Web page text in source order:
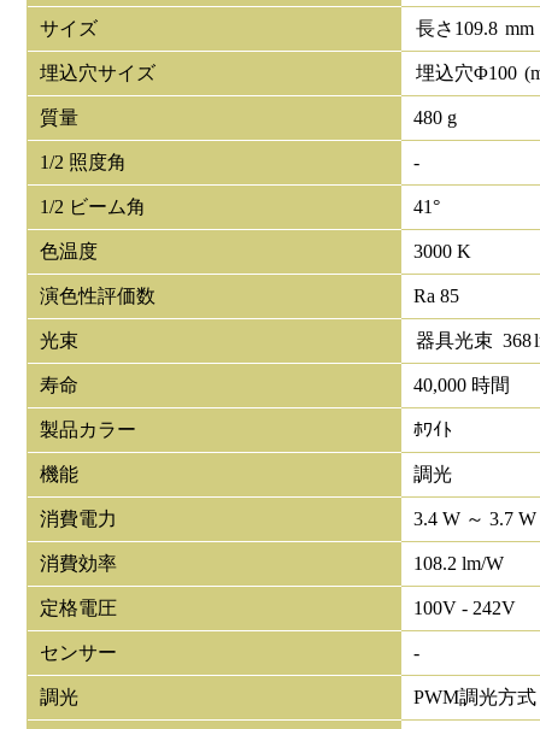
サイズ 長さ 109.8 mm
埋込穴サイズ 埋込穴Φ100
質量 480 g
1/2 照度角 -
1/2 ビーム角 41°
色温度 3000 K
演色性評価数 Ra 85
光束 器具光束 368
寿命 40,000 時間
製品カラー ﾎﾜｲﾄ
機能 調光
消費電力 3.4 W ～ 3.7 W
消費効率 108.2 lm/W
定格電圧 100V - 242V
センサー -
調光 PWM調光方式